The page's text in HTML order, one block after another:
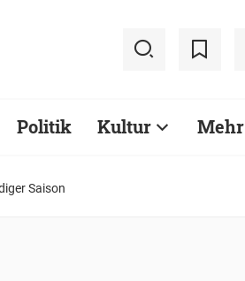
Politik Kultur Mehr
Saison